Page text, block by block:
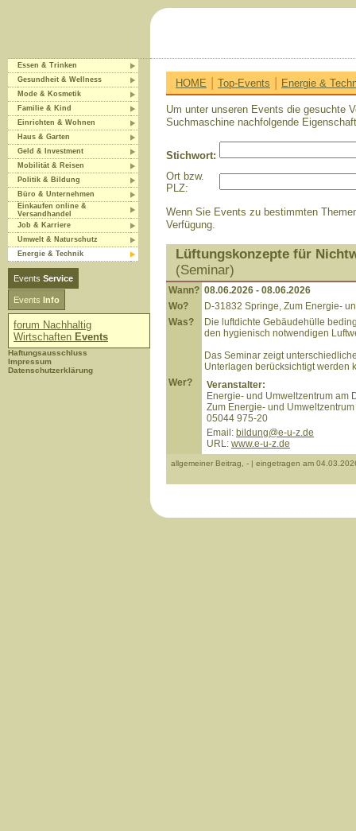
Essen & Trinken
Gesundheit & Wellness
Mode & Kosmetik
Familie & Kind
Einrichten & Wohnen
Haus & Garten
Geld & Investment
Mobilität & Reisen
Politik & Bildung
Büro & Unternehmen
Einkaufen online &
Versandhandel
Job & Karriere
Umwelt & Naturschutz
Energie & Technik
Events Service
Events Info
forum Nachhaltig
Wirtschaften Events
Haftungsausschluss
Impressum
Datenschutzerklärung
HOME | Top-Events | Energie &
Um unter unseren Events die gesuchte
Suchmaschine nachfolgende
Stichwort:
Ort bzw.
PLZ:
Wenn Sie Events zu bestimmten
Verfügung.
Lüftungskonzepte für
(Seminar)
Wann? 08.06.2026 - 08.06.2026
Wo?
D-31832 Springe, Zum Energie-
Was?
Die luftdichte Gebäudehülle
den hygienisch notwendigen
Das Seminar zeigt
Unterlagen berücksichtigt werden
Wer?
Veranstalter:
Energie- und Umweltzentrum am
Zum Energie- und
05044 975-20
Email: bildung@e-u-z.de
URL: www.e-u-z.de
allgemeiner Beitrag, - | eingetragen am